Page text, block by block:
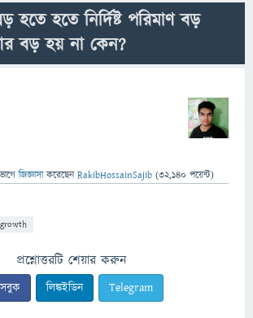
হতে হতে নির্দিষ্ট পরিমাণ বড়
বড় হয় না কেন?
জিজ্ঞাসাকরেছেনRakibHossainSajib (32,140 পয়েন্ট)
growth
প্রশ্নোত্তরটি শেয়ার করুন
লিঙ্কইডিন Telegram